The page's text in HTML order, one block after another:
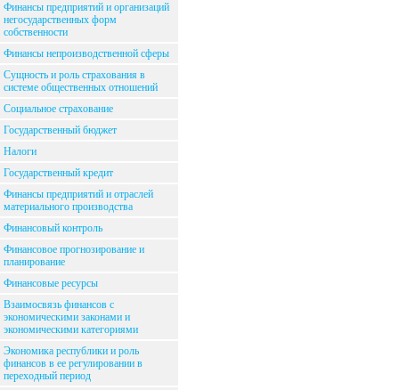
Финансы предприятий и организаций
негосударственных форм
собственности
Финансы непроизводственной сферы
Сущность и роль страхования в
системе общественных отношений
Социальное страхование
Государственный бюджет
Налоги
Государственный кредит
Финансы предприятий и отраслей
материального производства
Финансовый контроль
Финансовое прогнозирование и
планирование
Финансовые ресурсы
Взаимосвязь финансов с
экономическими законами и
экономическими категориями
Экономика республики и роль
финансов в ее регулировании в
переходный период